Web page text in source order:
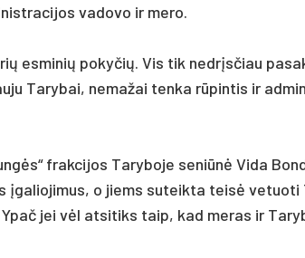
va­do­vo ir me­ro.
es­mi­nių po­ky­čių. Vis tik ne­drįsčiau
Ta­ry­bai, ne­ma­žai ten­ka rūpin­tis ir
frak­ci­jos Ta­ry­bo­je se­niūnė Vi­da
įga­lio­ji­mus, o jiems su­teik­ta teisė
jei vėl at­si­tiks taip, kad me­ras ir